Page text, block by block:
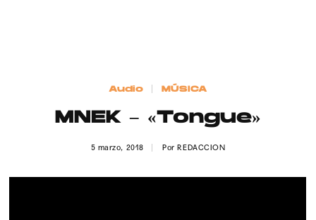
Contacto
Audio MÚSICA
MNEK – «Tongue»
5 marzo, 2018 PorREDACCION